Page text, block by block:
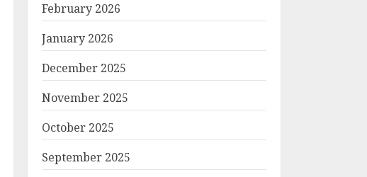
February 2026
January 2026
December 2025
November 2025
October 2025
September 2025